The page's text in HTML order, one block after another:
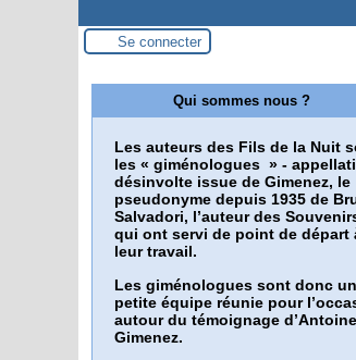
Se connecter
Qui sommes nous ?
Les auteurs des Fils de la Nuit
les « giménologues » -
désinvolte issue de Gimenez, le
pseudonyme depuis 1935 de
Salvadori, l’auteur des
qui ont servi de point de départ
leur travail.
Les giménologues sont donc
petite équipe réunie pour
autour du témoignage d’Antoine
Gimenez.